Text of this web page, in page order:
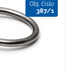
Obj. číslo
387/1